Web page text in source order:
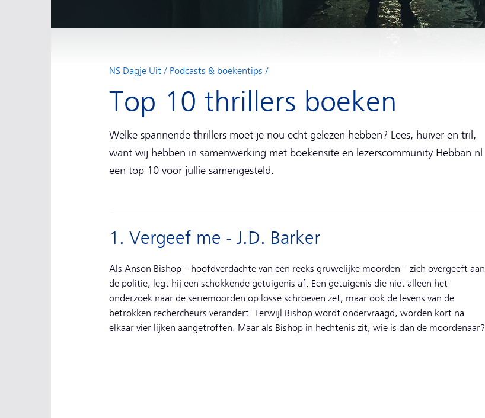
NS Dagje Uit Podcasts & boekentips
Top 10 thrillers boeken
Welke spannende thrillers moet je nou echt gelezen hebben? Lees, huiver en tril,
want wij hebben in samenwerking met boekensite en lezerscommunity Hebban.nl
een top 10 voor jullie samengesteld.
1. Vergeef me - J.D. Barker
Als Anson Bishop – hoofdverdachte van een reeks gruwelijke moorden – zich overgeeft aan
de politie, legt hij een schokkende getuigenis af. Een getuigenis die niet alleen het
onderzoek naar de seriemoorden op losse schroeven zet, maar ook de levens van de
betrokken rechercheurs verandert. Terwijl Bishop wordt ondervraagd, worden kort na
elkaar vier lijken aangetroffen. Maar als Bishop in hechtenis zit, wie is dan de moordenaar?